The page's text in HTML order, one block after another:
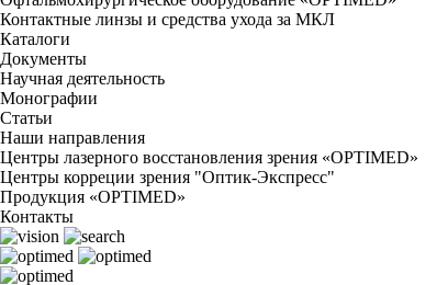
Контактные линзы и средства ухода за МКЛ
Каталоги
Документы
Научная деятельность
Монографии
Статьи
Наши направления
Центры лазерного восстановления зрения «OPTIMED»
Центры корреции зрения "Оптик-Экспресс"
Продукция «OPTIMED»
Контакты